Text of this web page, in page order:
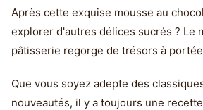
Après cette exquise mousse au
explorer d'autres délices sucrés ? Le
pâtisserie regorge de trésors à
Que vous soyez adepte des
nouveautés, il y a toujours une